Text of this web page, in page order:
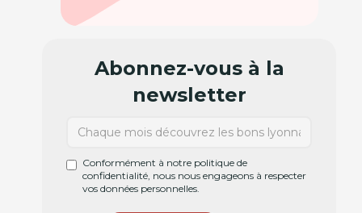
Abonnez-vous à la
newsletter
Conformément à notre politique de
confidentialité, nous nous engageons à respecter
vos données personnelles.